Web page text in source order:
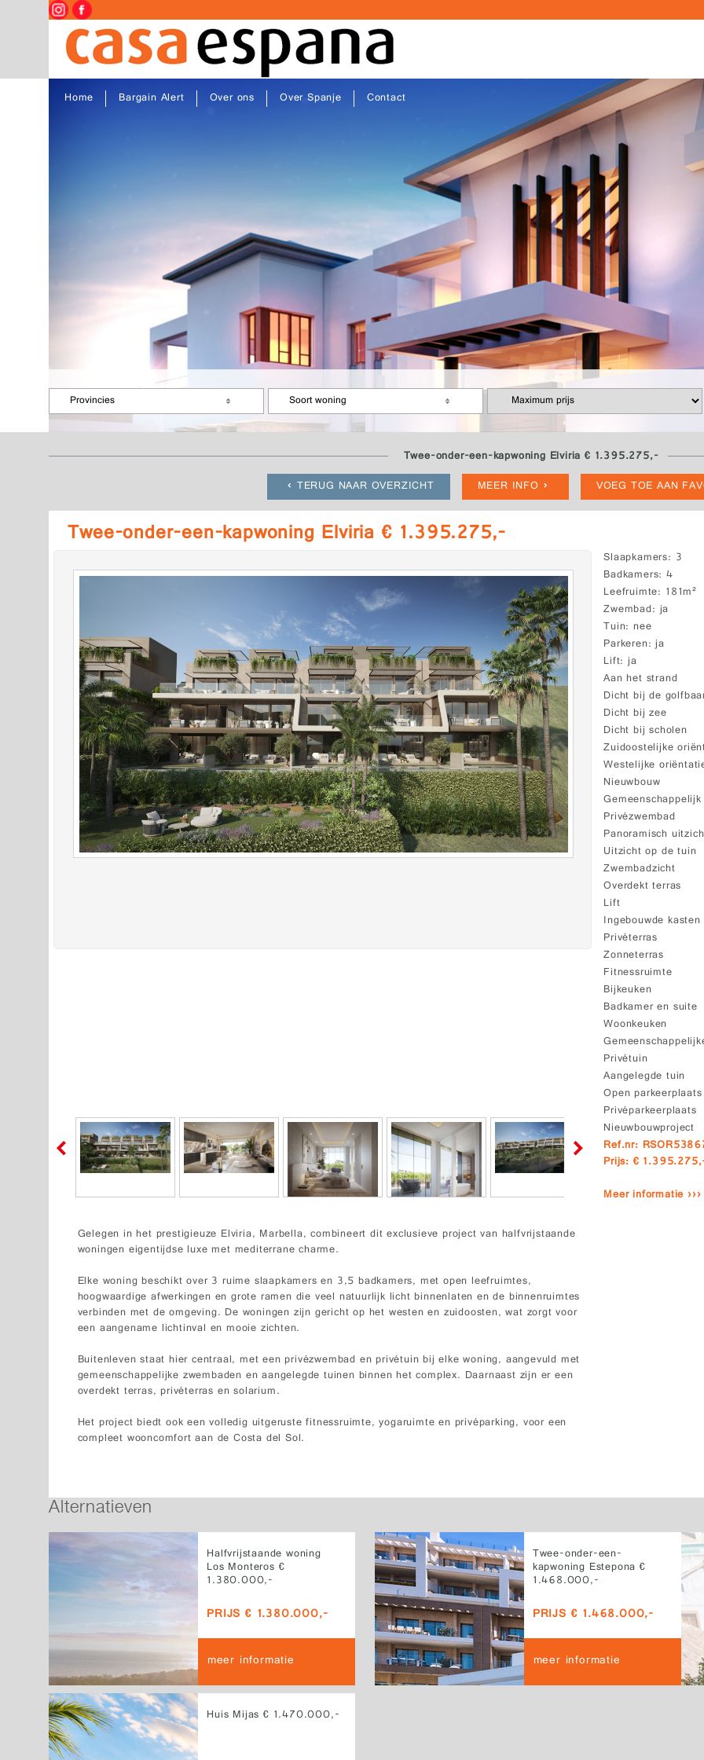
Home Bargain Alert Over ons Over Spanje Contact
Provincies Soort woning
Twee-onder-een-kapwoning Elviria € 1.395.275,-
TERUG NAAR OVERZICHT
MEER INFO VOEG TOE AAN
Twee-onder-een-kapwoning Elviria € 1.395.275,-
Slaapkamers 3
Badkamers 4
Leefruimte 181m²
Zwembad ja
Tuin nee
Parkeren ja
Lift ja
Aan het strand
Dicht bij de
Dicht bij zee
Dicht bij scholen
Zuidoostelijke
Westelijke
Nieuwbouw
Privézwembad
Panoramisch
Uitzicht op de tuin
Zwembadzicht
Overdekt terras
Lift
Ingebouwde kasten
Privéterras
Zonneterras
Fitnessruimte
Bijkeuken
Badkamer en suite
Woonkeuken
Privétuin
Aangelegde tuin
Open parkeerplaats
Privéparkeerplaats
Nieuwbouwproject
Ref.nr:
Prijs: €
Meer informatie ›››
Gelegen in het prestigieuze Elviria, Marbella, combineert dit exclusieve project van halfvrijstaande
woningen eigentijdse luxe met mediterrane charme.
Elke woning beschikt over 3 ruime slaapkamers en 3,5 badkamers, met open leefruimtes,
hoogwaardige afwerkingen en grote ramen die veel natuurlijk licht binnenlaten en de binnenruimtes
verbinden met de omgeving. De woningen zijn gericht op het westen en zuidoosten, wat zorgt voor
een aangename lichtinval en mooie zichten.
Buitenleven staat hier centraal, met een privézwembad en privétuin bij elke woning, aangevuld met
gemeenschappelijke zwembaden en aangelegde tuinen binnen het complex. Daarnaast zijn er een
overdekt terras, privéterras en solarium.
Het project biedt ook een volledig uitgeruste fitnessruimte, yogaruimte en privéparking, voor een
compleet wooncomfort aan de Costa del Sol.
Alternatieven
Halfvrijstaande woning
Los Monteros €
1.380.000,-
PRIJS € 1.380.000,-
meer informatie
Twee-onder-een-
kapwoning Estepona €
1.468.000,-
PRIJS € 1.468.000,-
meer informatie
Huis Mijas € 1.470.000,-